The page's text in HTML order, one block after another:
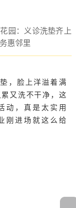
，脸上洋溢着满
又洗不干净，这
动，真是太实用
刚进场就这么给